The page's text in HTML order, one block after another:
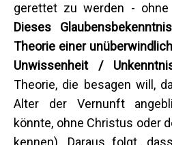
gerettet zu werden - ohne
Dieses
Theorie einer un
Unwissenheit
/
Theorie, die besagen will,
Alter der Vernunft
könnte, ohne Christus oder